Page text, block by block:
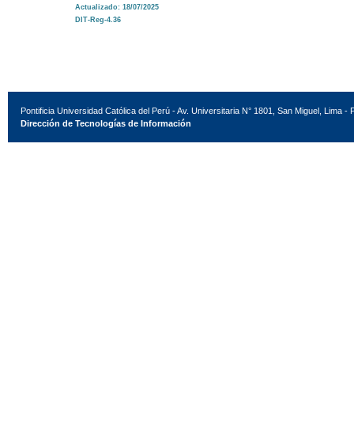
Actualizado: 18/07/2025
DIT-Reg-4.36
Pontificia Universidad Católica del Perú - Av. Universitaria N° 1801, San Miguel, Lima -
Dirección de Tecnologías de Información